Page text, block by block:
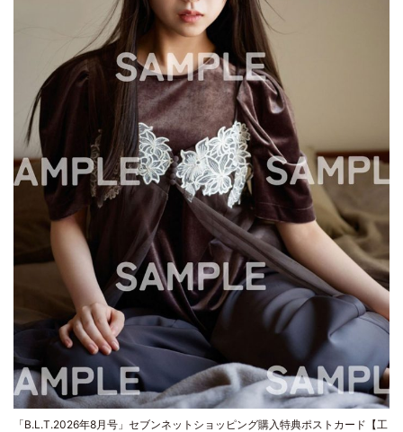
「B.L.T.2026年8月号」セブンネットショッピング購入特典ポストカード【工